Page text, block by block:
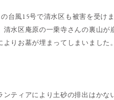
台風15号で清水区も被害を受けま
清水区庵原の一乗寺さんの裏山が
よりお墓が埋まってしまいました。
ンティアにより土砂の排出はかな